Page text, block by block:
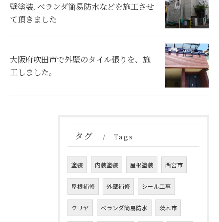
壁塗装､ベランダ簡易防水などを施工させ
て頂きました
大阪府吹田市で外壁のタイル張りを、施
工しました。
タグ Tags
塗装 内装塗装 屋根塗装 西宮市
屋根補修 外壁補修 シール工事
クリヤ ベランダ簡易防水 茨木市